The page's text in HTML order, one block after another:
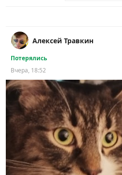
Алексей Травкин
Потерялись
Вчера, 18:52